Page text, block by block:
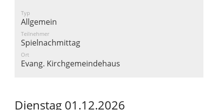
Typ
Allgemein
Teilnehmer
Spielnachmittag
Ort
Evang. Kirchgemeindehaus
Dienstag 01.12.2026